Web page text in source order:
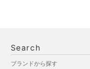
Search
ブランドから探す